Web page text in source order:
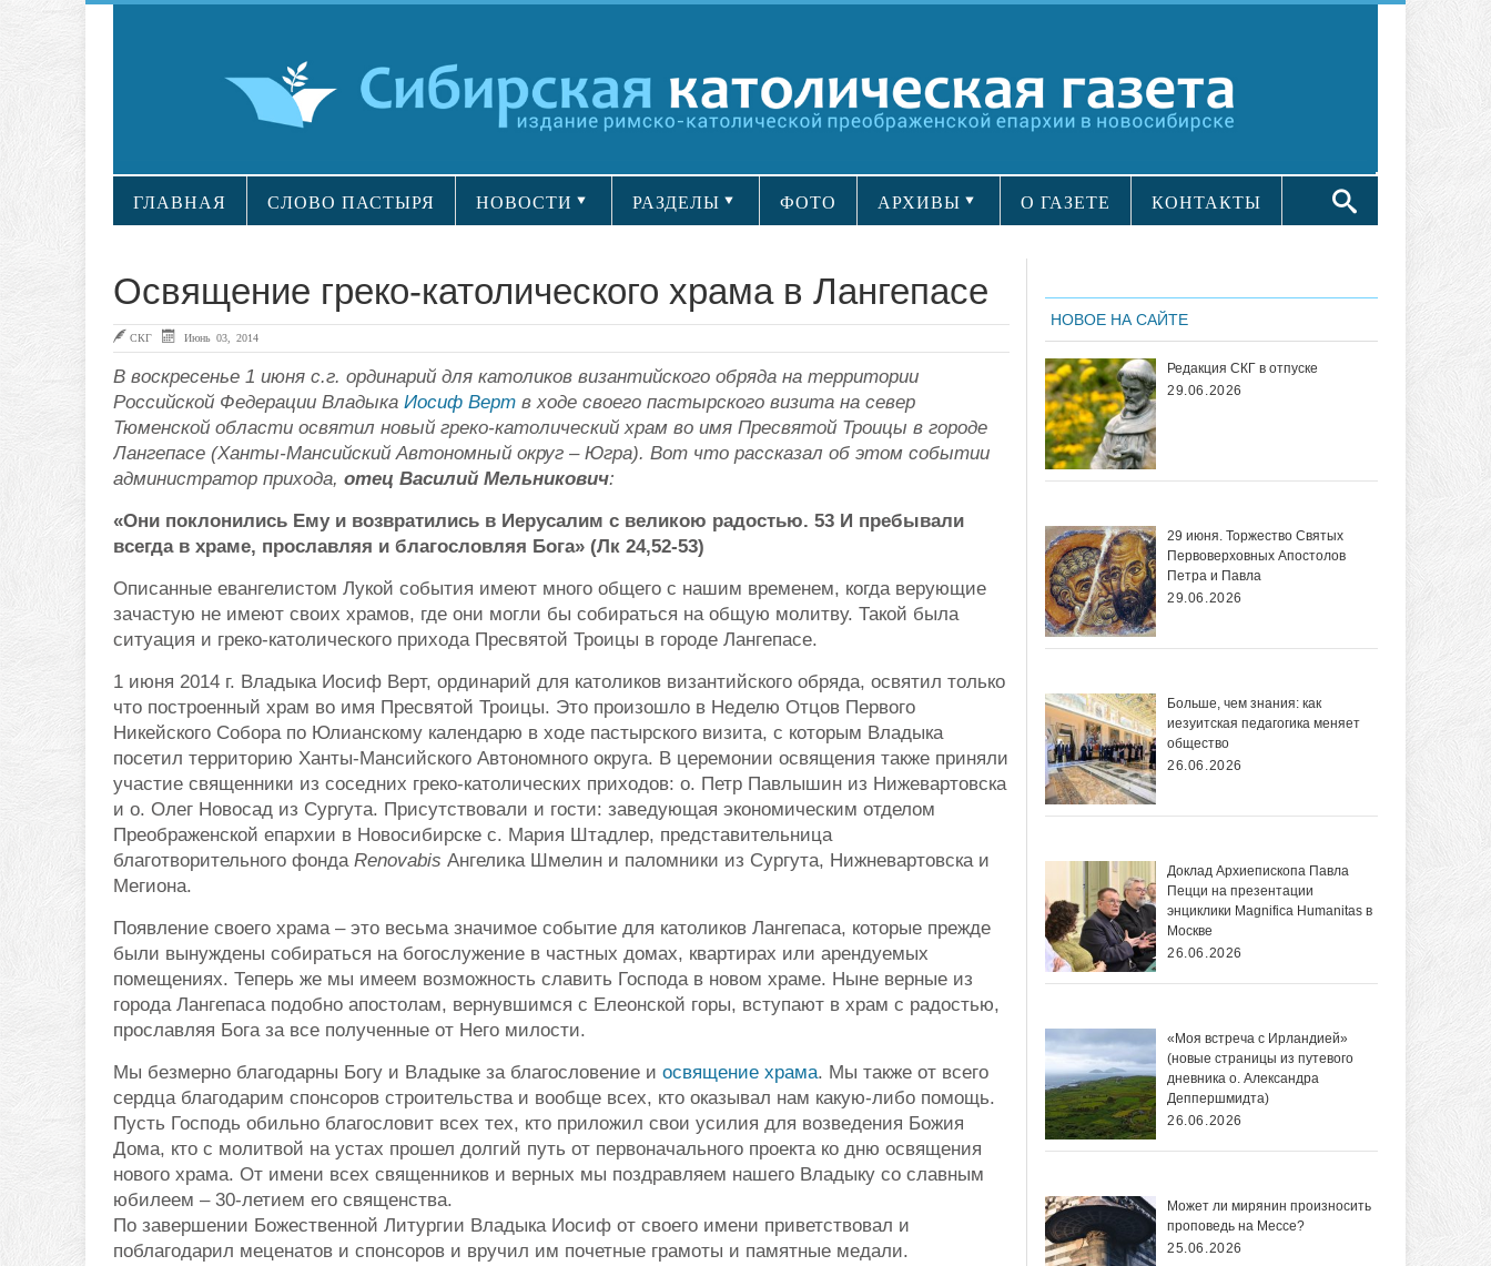
ГЛАВНАЯ СЛОВО ПАСТЫРЯ НОВОСТИ РАЗДЕЛЫ ФОТО АРХИВЫ О ГАЗЕТЕ КОНТАКТЫ
Освящение греко-католического храма в Лангепасе
СКГ Июнь 03, 2014
В воскресенье 1 июня с.г. ординарий для католиков византийского обряда на территории
Российской Федерации Владыка Иосиф Верт в ходе своего пастырского визита на север
Тюменской области освятил новый греко-католический храм во имя Пресвятой Троицы в городе
Лангепасе (Ханты-Мансийский Автономный округ – Югра). Вот что рассказал об этом событии
администратор прихода, отец Василий Мельникович:
«Они поклонились Ему и возвратились в Иерусалим с великою радостью. 53 И пребывали
всегда в храме, прославляя и благословляя Бога» (Лк 24,52-53)
Описанные евангелистом Лукой события имеют много общего с нашим временем, когда верующие
зачастую не имеют своих храмов, где они могли бы собираться на общую молитву. Такой была
ситуация и греко-католического прихода Пресвятой Троицы в городе Лангепасе.
1 июня 2014 г. Владыка Иосиф Верт, ординарий для католиков византийского обряда, освятил только
что построенный храм во имя Пресвятой Троицы. Это произошло в Неделю Отцов Первого
Никейского Собора по Юлианскому календарю в ходе пастырского визита, с которым Владыка
посетил территорию Ханты-Мансийского Автономного округа. В церемонии освящения также приняли
участие священники из соседних греко-католических приходов: о. Петр Павлышин из Нижевартовска
и о. Олег Новосад из Сургута. Присутствовали и гости: заведующая экономическим отделом
Преображенской епархии в Новосибирске с. Мария Штадлер, представительница
благотворительного фонда Renovabis Ангелика Шмелин и паломники из Сургута, Нижневартовска и
Мегиона.
Появление своего храма – это весьма значимое событие для католиков Лангепаса, которые прежде
были вынуждены собираться на богослужение в частных домах, квартирах или арендуемых
помещениях. Теперь же мы имеем возможность славить Господа в новом храме. Ныне верные из
города Лангепаса подобно апостолам, вернувшимся с Елеонской горы, вступают в храм с радостью,
прославляя Бога за все полученные от Него милости.
Мы безмерно благодарны Богу и Владыке за благословение и освящение храма. Мы также от всего
сердца благодарим спонсоров строительства и вообще всех, кто оказывал нам какую-либо помощь.
Пусть Господь обильно благословит всех тех, кто приложил свои усилия для возведения Божия
Дома, кто с молитвой на устах прошел долгий путь от первоначального проекта ко дню освящения
нового храма. От имени всех священников и верных мы поздравляем нашего Владыку со славным
юбилеем – 30-летием его священства.
По завершении Божественной Литургии Владыка Иосиф от своего имени приветствовал и
поблагодарил меценатов и спонсоров и вручил им почетные грамоты и памятные медали.
НОВОЕ НА САЙТЕ
Редакция СКГ в отпуске
29.06.2026
29 июня. Торжество Святых
Первоверховных Апостолов
Петра и Павла
29.06.2026
Больше, чем знания: как
иезуитская педагогика меняет
общество
26.06.2026
Доклад Архиепископа Павла
Пецци на презентации
энциклики Magnifica Нumanitas в
Москве
26.06.2026
«Моя встреча с Ирландией»
(новые страницы из путевого
дневника о. Александра
Деппершмидта)
26.06.2026
Может ли мирянин произносить
проповедь на Мессе?
25.06.2026